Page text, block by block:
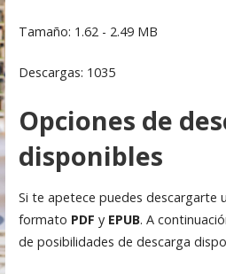
Tamaño: 1.62 - 2.49 MB
Descargas: 1035
Opciones de
disponibles
Si te apetece puedes descargarte
formato PDF y EPUB. A
de posibilidades de descarga